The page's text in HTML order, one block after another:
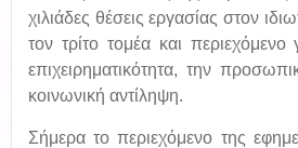
χιλιάδες θέσεις εργασίας στον
τον τρίτο τομέα και περιεχόμενο
επιχειρηματικότητα, την
κοινωνική αντίληψη.
Σήμερα το περιεχόμενο της